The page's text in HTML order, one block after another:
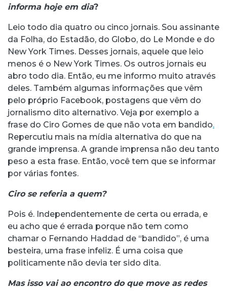
informa hoje em dia?
Leio todo dia quatro ou cinco jornais. Sou assinante
da Folha, do Estadão, do Globo, do Le Monde e do
New York Times. Desses jornais, aquele que leio
menos é o New York Times. Os outros jornais eu
abro todo dia. Então, eu me informo muito através
deles. Também algumas informações que vêm
pelo próprio Facebook, postagens que vêm do
jornalismo dito alternativo. Veja por exemplo a
frase do Ciro Gomes de que não vota em bandido.
Repercutiu mais na mídia alternativa do que na
grande imprensa. A grande imprensa não deu tanto
peso a esta frase. Então, você tem que se informar
por várias fontes.
Ciro se referia a quem?
Pois é. Independentemente de certa ou errada, e
eu acho que é errada porque não tem como
chamar o Fernando Haddad de “bandido”, é uma
besteira, uma frase infeliz. É uma coisa que
politicamente não devia ter sido dita.
Mas isso vai ao encontro do que move as redes